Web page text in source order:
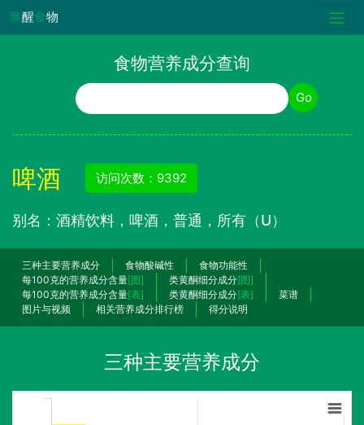
唤醒食物
食物营养成分查询
食物名称 Go
啤酒 访问次数：9392
别名：酒精饮料，啤酒，普通，所有（U）
三种主要营养成分 食物酸碱性
食物功能性
每100克的营养成分含量[图] 类黄酮细分成分[图]
每100克的营养成分含量[表] 类黄酮细分成分[表]
菜谱
图片与视频
相关营养成分排行榜 得分说明
三种主要营养成分